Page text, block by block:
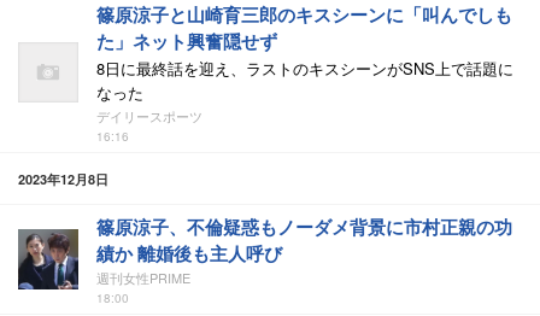
篠原涼子と山崎育三郎のキスシーンに「叫んでしも
た」ネット興奮隠せず
8日に最終話を迎え、ラストのキスシーンがSNS上で話題に
なった
デイリースポーツ
16:16
2023年12月8日
篠原涼子、不倫疑惑もノーダメ背景に市村正親の功
績か 離婚後も主人呼び
週刊女性PRIME
18:00